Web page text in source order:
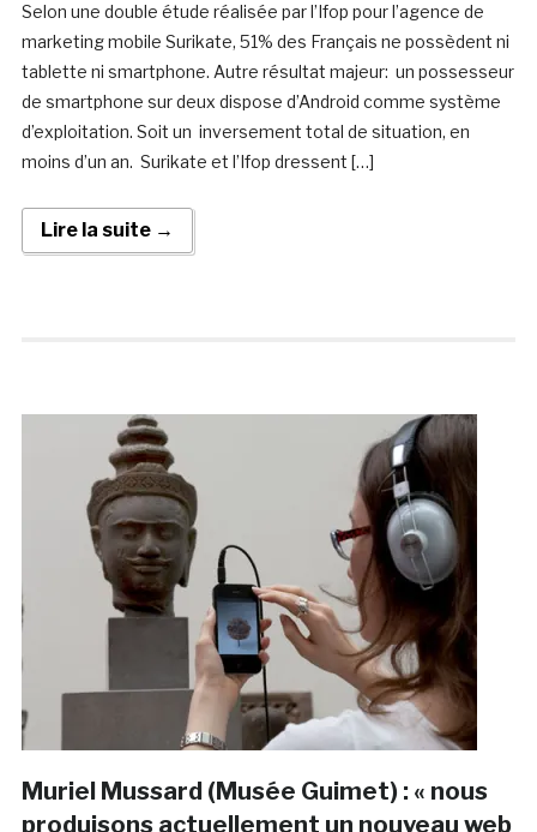
Selon une double étude réalisée par l’Ifop pour l’agence de
marketing mobile Surikate, 51% des Français ne possèdent ni
tablette ni smartphone. Autre résultat majeur: un possesseur
de smartphone sur deux dispose d’Android comme système
d’exploitation. Soit un inversement total de situation, en
moins d’un an. Surikate et l’Ifop dressent […]
Lire la suite →
Muriel Mussard (Musée Guimet) : « nous
produisons actuellement un nouveau web